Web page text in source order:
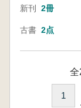
新刊 2冊
古書 2点
全
1